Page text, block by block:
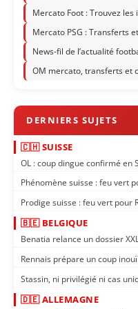
Mercato Foot : Trouvez
Mercato PSG : Transferts
News-fil de l’actualité
OM mercato, transferts et
🇨🇭 SUISSE
OL : coup dingue confirmé en
Phénomène suisse : feu vert
Prodige suisse : feu vert pour
🇧🇪 BELGIQUE
Benatia relance un dossier
Rennais prépare un coup inouï
Stassin, ni privilégié ni cas
🇩🇪 ALLEMAGNE